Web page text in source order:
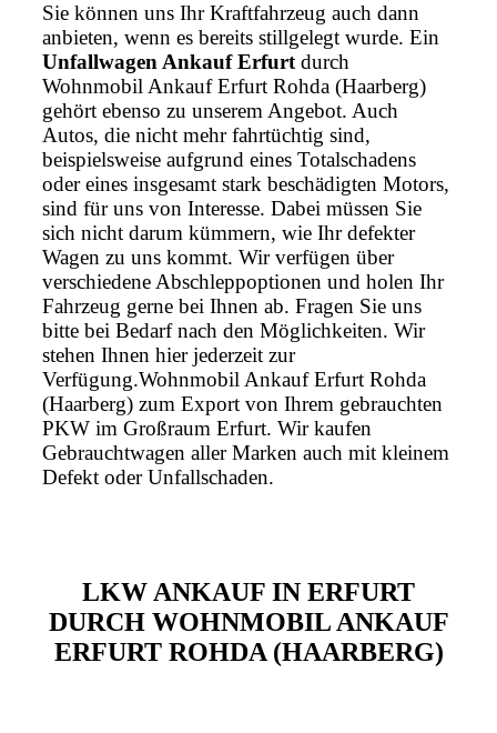
Sie können uns Ihr Kraftfahrzeug auch dann
anbieten, wenn es bereits stillgelegt wurde. Ein
Unfallwagen Ankauf Erfurt durch
Wohnmobil Ankauf Erfurt Rohda (Haarberg)
gehört ebenso zu unserem Angebot. Auch
Autos, die nicht mehr fahrtüchtig sind,
beispielsweise aufgrund eines Totalschadens
oder eines insgesamt stark beschädigten Motors,
sind für uns von Interesse. Dabei müssen Sie
sich nicht darum kümmern, wie Ihr defekter
Wagen zu uns kommt. Wir verfügen über
verschiedene Abschleppoptionen und holen Ihr
Fahrzeug gerne bei Ihnen ab. Fragen Sie uns
bitte bei Bedarf nach den Möglichkeiten. Wir
stehen Ihnen hier jederzeit zur
Verfügung.Wohnmobil Ankauf Erfurt Rohda
(Haarberg) zum Export von Ihrem gebrauchten
PKW im Großraum Erfurt. Wir kaufen
Gebrauchtwagen aller Marken auch mit kleinem
Defekt oder Unfallschaden.
LKW ANKAUF IN ERFURT
DURCH WOHNMOBIL ANKAUF
ERFURT ROHDA (HAARBERG)